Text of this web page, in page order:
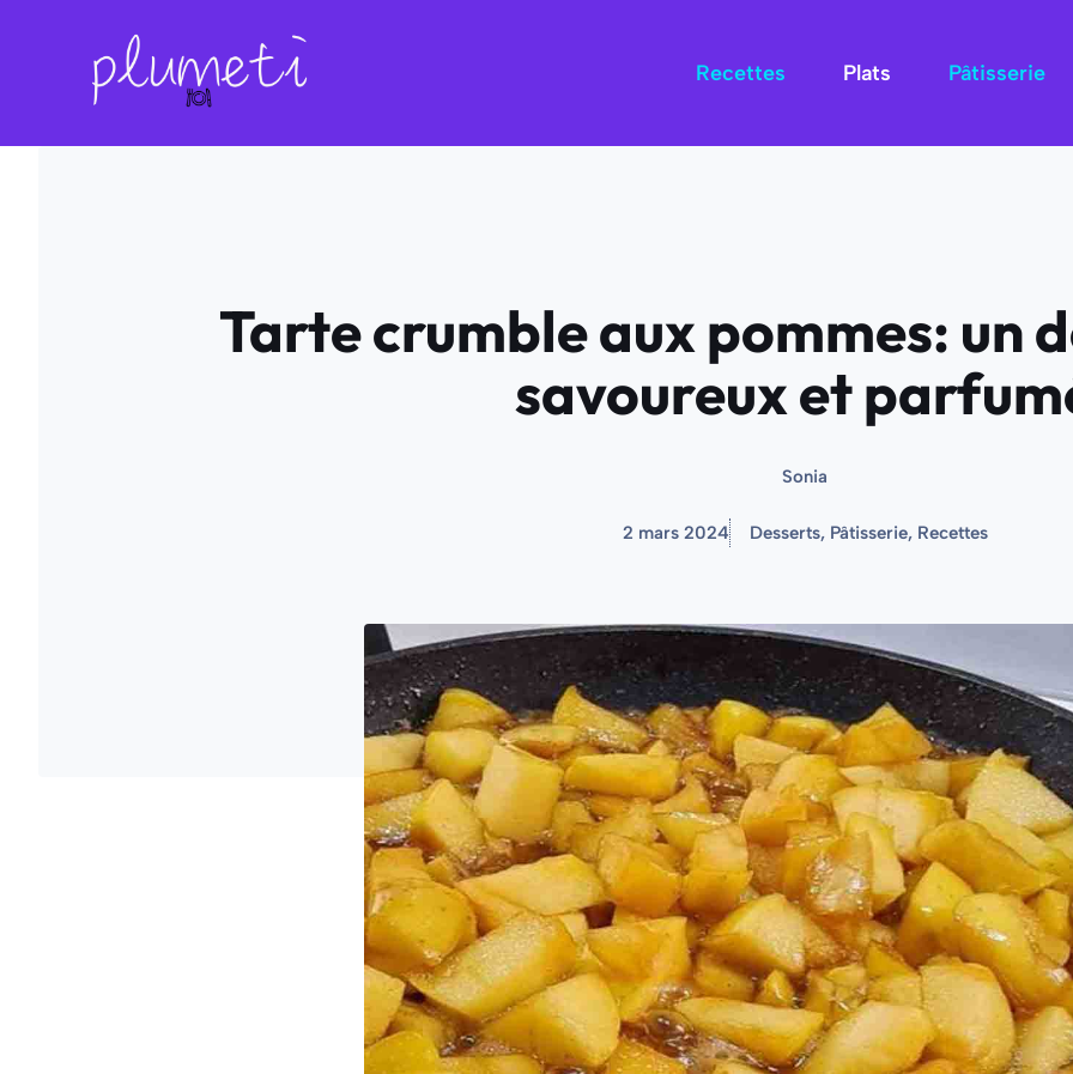
Recettes Plats Pâtisserie
Tarte crumble aux pommes: un
savoureux et
Sonia
2 mars 2024 Desserts, Pâtisserie, Recettes